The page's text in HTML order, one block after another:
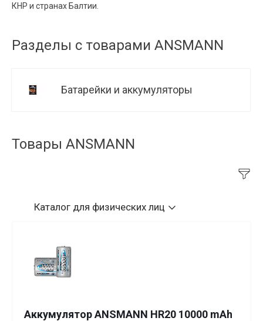
КНР и странах Балтии.
Разделы с товарами ANSMANN
Батарейки и аккумуляторы
Товары ANSMANN
Каталог для физических лиц
Аккумулятор ANSMANN HR20 10000 mAh